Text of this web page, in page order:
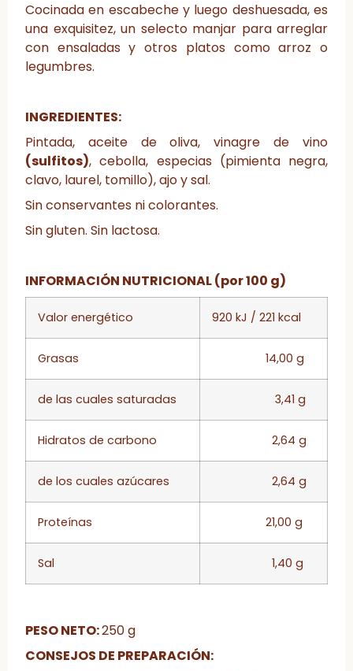
Cocinada en escabeche y luego deshuesada, es
una exquisitez, un selecto manjar para arreglar
con ensaladas y otros platos como arroz o
legumbres.
INGREDIENTES:
Pintada, aceite de oliva, vinagre de vino
(sulfitos), cebolla, especias (pimienta negra,
clavo, laurel, tomillo), ajo y sal.
Sin conservantes ni colorantes.
Sin gluten. Sin lactosa.
INFORMACIÓN NUTRICIONAL (por 100 g)
Valor energético 920 kJ / 221 kcal
Grasas 14,00 g
de las cuales saturadas 3,41 g
Hidratos de carbono 2,64 g
de los cuales azúcares 2,64 g
Proteínas 21,00 g
Sal 1,40 g
PESO NETO:250 g
CONSEJOS DE PREPARACIÓN: